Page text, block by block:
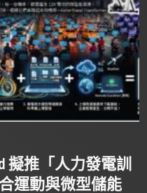
擬推「人力發電訓
運動與微型儲能